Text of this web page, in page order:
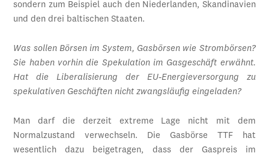
sondern zum Beispiel auch den Niederlanden, Skandinavien
und den drei baltischen Staaten.
Was sollen Börsen im System, Gasbörsen wie Strombörsen?
Sie haben vorhin die Spekulation im Gasgeschäft erwähnt.
Hat die Liberalisierung der EU-Energieversorgung zu
spekulativen Geschäften nicht zwangsläufig eingeladen?
Man darf die derzeit extreme Lage nicht mit dem
Normalzustand verwechseln. Die Gasbörse TTF hat
wesentlich dazu beigetragen, dass der Gaspreis im